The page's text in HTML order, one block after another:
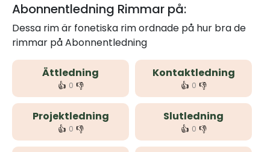
Abonnentledning Rimmar på:
Dessa rim är fonetiska rim ordnade på hur bra de
rimmar på Abonnentledning
Ättledning
👍 0 👎
Kontaktledning
👍 0 👎
Projektledning
👍 0 👎
Slutledning
👍 0 👎